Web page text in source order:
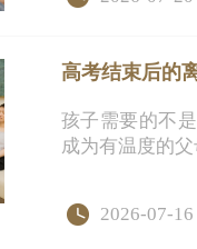
高考结束后的
孩子需要的不是
成为有温度的
2026-07-